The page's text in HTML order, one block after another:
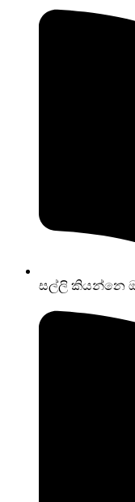
සල්ලි කියන්නෙ